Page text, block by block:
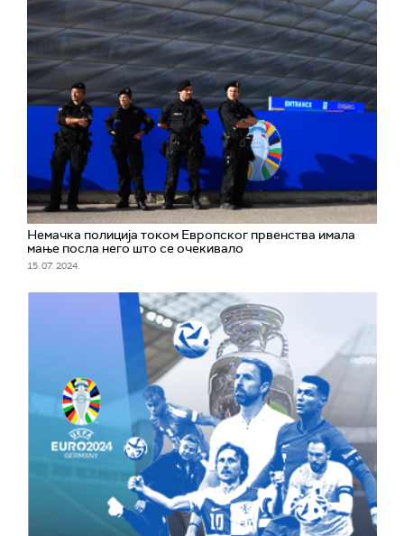
Немачка полиција током Европског првенства имала
мање посла него што се очекивало
15. 07. 2024.